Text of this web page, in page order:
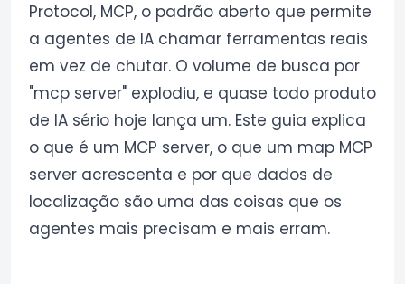
Protocol, MCP, o padrão aberto que permite
a agentes de IA chamar ferramentas reais
em vez de chutar. O volume de busca por
"mcp server" explodiu, e quase todo produto
de IA sério hoje lança um. Este guia explica
o que é um MCP server, o que um map MCP
server acrescenta e por que dados de
localização são uma das coisas que os
agentes mais precisam e mais erram.